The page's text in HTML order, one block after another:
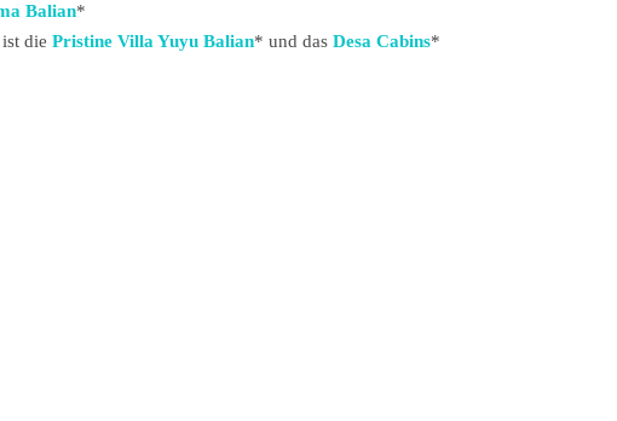
Balian*
die Pristine Villa Yuyu Balian* und das Desa Cabins*